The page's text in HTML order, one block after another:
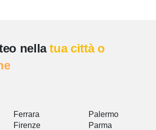
nellatua città o
Ferrara
Firenze
Palermo
Parma